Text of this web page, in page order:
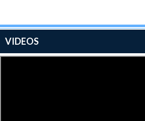
respuesta a quién ganará no es tan
Suicide Squad,peor que Civil War.
este Batman
VIDEOS